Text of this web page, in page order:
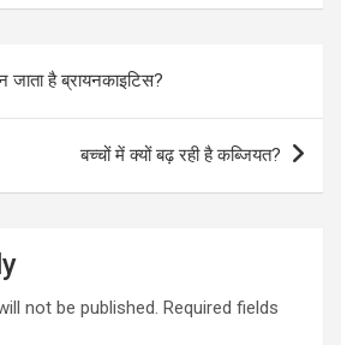
है ब्रायनकाइटिस?
बच्चों में क्यों बढ़ रही है कब्जियत?
not be published. Required fields